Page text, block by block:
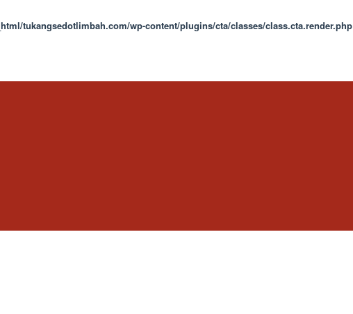
tukangsedotlimbah.com/wp-content/plugins/cta/classes/class.cta.render.php